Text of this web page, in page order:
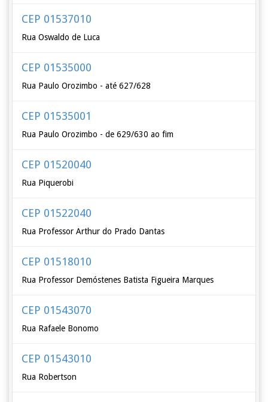
CEP 01537010
Rua Oswaldo de Luca
CEP 01535000
Rua Paulo Orozimbo - até 627/628
CEP 01535001
Rua Paulo Orozimbo - de 629/630 ao fim
CEP 01520040
Rua Piquerobi
CEP 01522040
Rua Professor Arthur do Prado Dantas
CEP 01518010
Rua Professor Demóstenes Batista Figueira Marques
CEP 01543070
Rua Rafaele Bonomo
CEP 01543010
Rua Robertson